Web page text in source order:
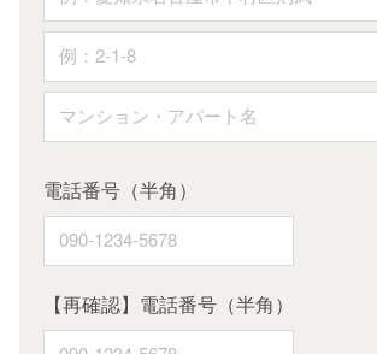
電話番号（半角）
【再確認】電話番号（半角）